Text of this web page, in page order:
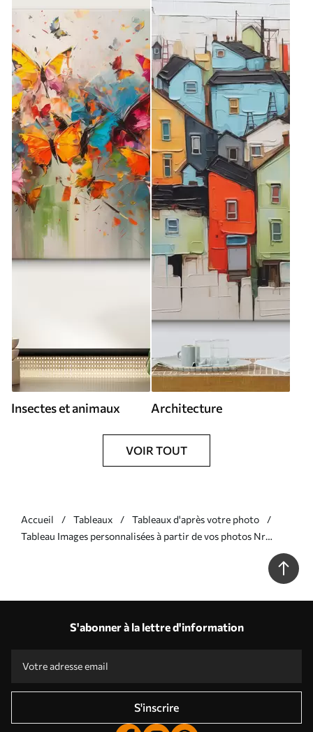
Insectes et animaux Architecture
VOIR TOUT
Accueil Tableaux
Tableaux d'après votre photo
Tableau Images personnalisées à partir de vos photos Nr
S'abonner à la lettre d'information
S'inscrire